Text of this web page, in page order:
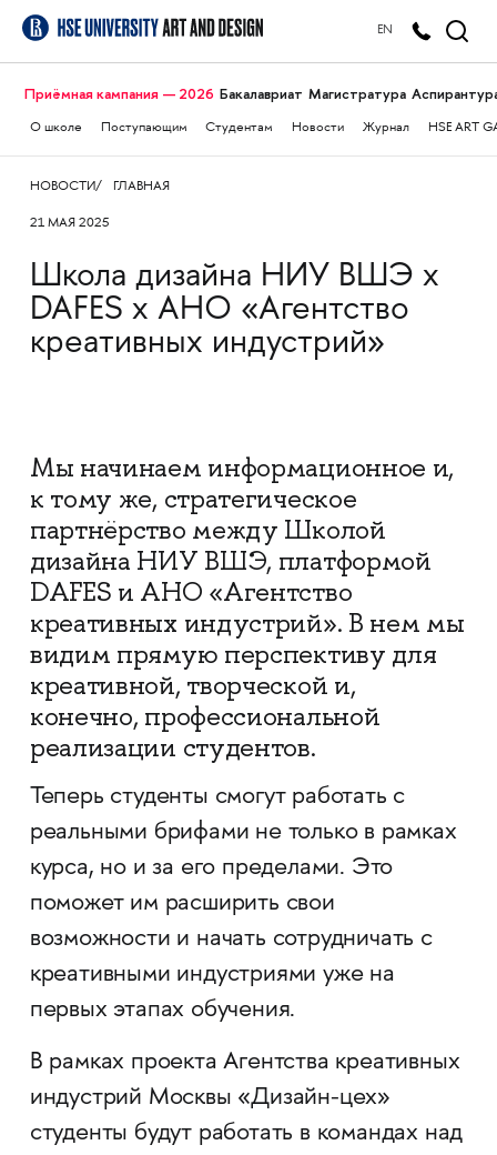
EN
Приёмная кампания — 2026 Бакалавриат Магистратура
О школе Поступающим Студентам Новости Журнал HSE ART
НОВОСТИ ГЛАВНАЯ
21 МАЯ 2025
Школа дизайна НИУ ВШЭ х
DAFES х АНО «Агентство
креативных индустрий»
Мы начинаем информационное и,
к тому же, стратегическое
партнёрство между Школой
дизайна НИУ ВШЭ, платформой
DAFES и АНО «Агентство
креативных индустрий». В нем мы
видим прямую перспективу для
креативной, творческой и,
конечно, профессиональной
реализации студентов.
Теперь студенты смогут работать с
реальными брифами не только в рамках
курса, но и за его пределами. Это
поможет им расширить свои
возможности и начать сотрудничать с
креативными индустриями уже на
первых этапах обучения.
В рамках проекта Агентства креативных
индустрий Москвы «Дизайн-цех»
студенты будут работать в командах над